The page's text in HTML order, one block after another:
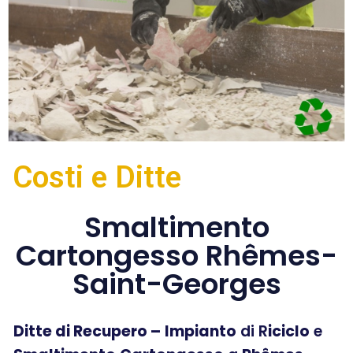
Costi e Ditte
Smaltimento
Cartongesso Rhêmes-
Saint-Georges
Ditte di Recupero – Impianto di Riciclo e